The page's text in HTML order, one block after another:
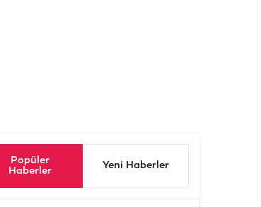
Popüler
Haberler
Yeni Haberler